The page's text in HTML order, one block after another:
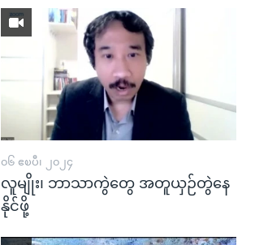
၀၆ ဧၿပီ၊ ၂၀၂၄
လူမျိုး၊ ဘာသာကွဲတွေ အတူယှဉ်တွဲနေ
နိုင်ဖို့